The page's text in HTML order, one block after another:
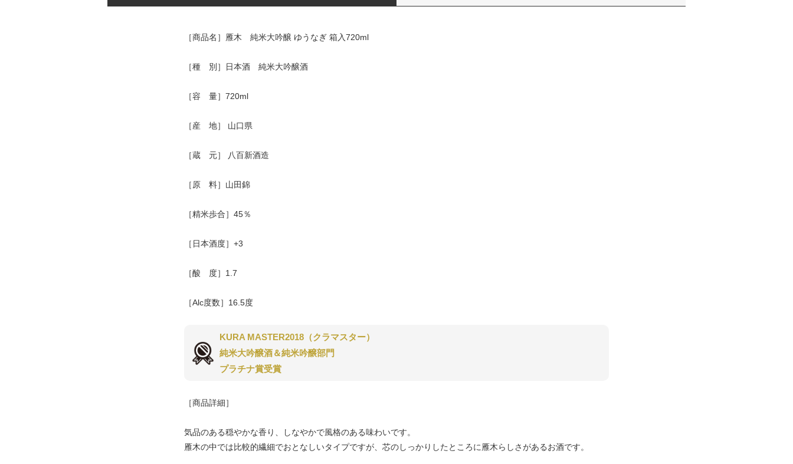
［商品名］雁木 純米大吟醸 ゆうなぎ 箱入720ml
［種 別］日本酒 純米大吟醸酒
［容 量］720ml
［産 地］ 山口県
［蔵 元］ 八百新酒造
［原 料］山田錦
［精米歩合］45％
［日本酒度］+3
［酸 度］1.7
［Alc度数］16.5度
KURA MASTER2018 （クラマスター）
純米大吟醸酒＆純米吟醸部門
プラチナ賞受賞
［商品詳細］
気品のある穏やかな香り、しなやかで風格のある味わいです。
雁木の中では比較的繊細でおとなしいタイプですが、芯のしっかりしたところに雁木らしさがあるお酒です。